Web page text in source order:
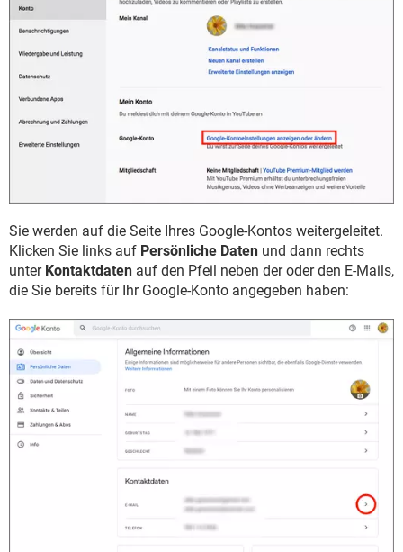
Sie werden auf die Seite Ihres Google-Kontos weitergeleitet.
Klicken Sie links auf Persönliche Daten und dann rechts
unter Kontaktdaten auf den Pfeil neben der oder den E-Mails,
die Sie bereits für Ihr Google-Konto angegeben haben: